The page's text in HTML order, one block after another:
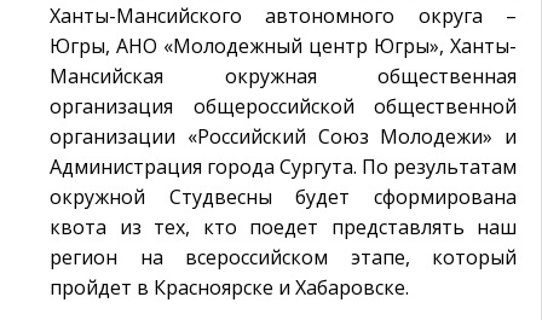
Ханты-Мансийского автономного округа –
Югры, АНО «Молодежный центр Югры», Ханты-
Мансийская окружная общественная
организация общероссийской общественной
организации «Российский Союз Молодежи» и
Администрация города Сургута. По результатам
окружной Студвесны будет сформирована
квота из тех, кто поедет представлять наш
регион на всероссийском этапе, который
пройдет в Красноярске и Хабаровске.